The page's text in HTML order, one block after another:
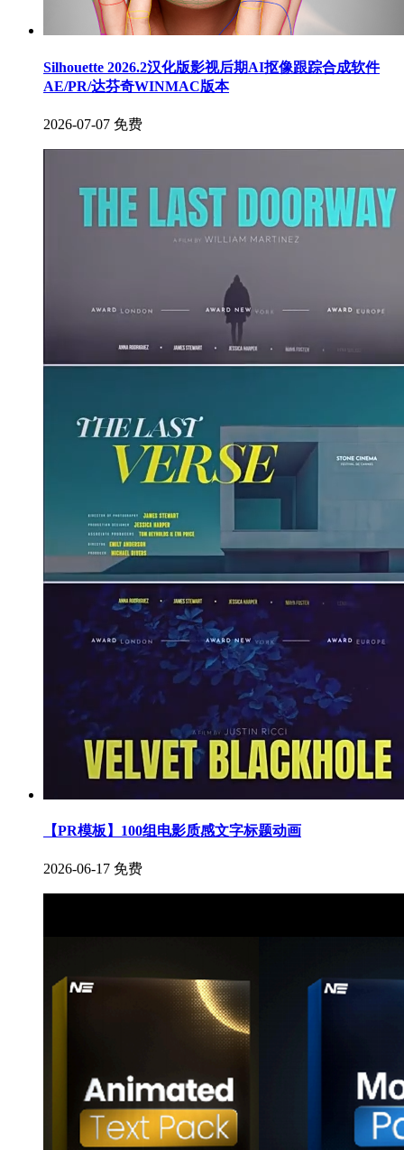
Silhouette 2026.2汉化版影视后期AI抠像跟踪合成软件
AE/PR/达芬奇WINMAC版本
2026-07-07 免费
【PR模板】100组电影质感文字标题动画
2026-06-17 免费